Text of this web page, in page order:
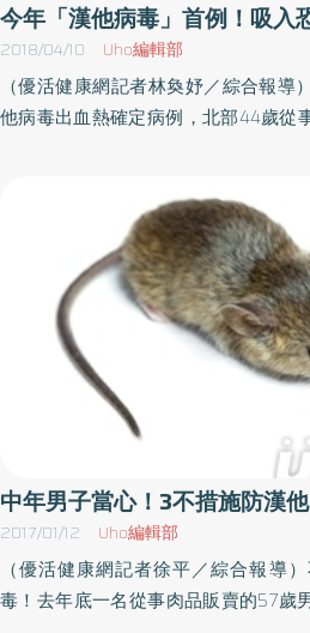
今年「漢他病毒」首例！吸入
2018/04/10 Uho編輯部
（優活健康網記者林奐妤／綜合報
他病毒出血熱確定病例，北部44歲從
毒出血熱。目前個案症狀改善已出院
單位進行個案住家周邊環境調查及滅
治工作。持續性發燒、結膜充血 當
計資料顯示，自2008年以來累計12例
他病毒出血熱為人畜共通傳染病，人
有漢他病毒飛揚的塵土、物體，或被
有感染風險。主要感染症狀為突然
弱、背痛、頭痛、腹痛、厭食、嘔吐
現出血症狀，隨後出現蛋白尿、低血
克或輕微腎病變，並可能進展成急性
善。清掃環境時佩戴口罩、手套 小
個月，一般可能會出現的症狀包括發
痛、噁心、嘔吐、不等程度出血現象
落實「不讓鼠來、不讓鼠住、不讓鼠
中年男子當心！3不措施防漢
2017/01/12 Uho編輯部
（優活健康網記者徐平／綜合報導
毒！去年底一名從事肉品販賣的57歲